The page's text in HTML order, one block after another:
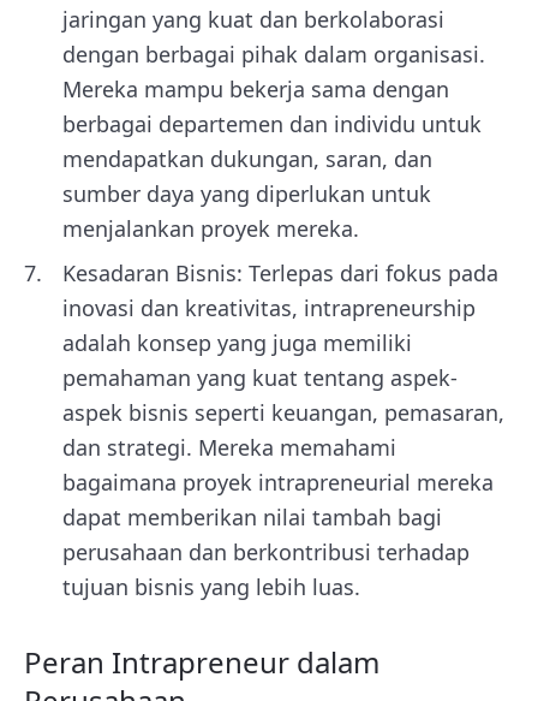
jaringan yang kuat dan berkolaborasi
dengan berbagai pihak dalam organisasi.
Mereka mampu bekerja sama dengan
berbagai departemen dan individu untuk
mendapatkan dukungan, saran, dan
sumber daya yang diperlukan untuk
menjalankan proyek mereka.
Kesadaran Bisnis: Terlepas dari fokus pada
inovasi dan kreativitas, intrapreneurship
adalah konsep yang juga memiliki
pemahaman yang kuat tentang aspek-
aspek bisnis seperti keuangan, pemasaran,
dan strategi. Mereka memahami
bagaimana proyek intrapreneurial mereka
dapat memberikan nilai tambah bagi
perusahaan dan berkontribusi terhadap
tujuan bisnis yang lebih luas.
Peran Intrapreneur dalam